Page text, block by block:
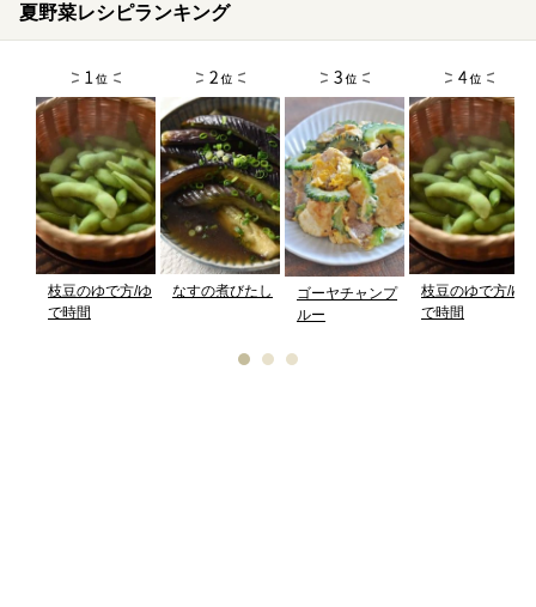
夏野菜レシピランキング
枝豆のゆで方/ゆ
で時間
なすの煮びたし
ゴーヤチャンプ
ルー
枝豆のゆで方/ゆ
で時間